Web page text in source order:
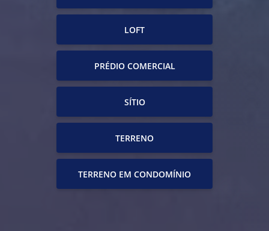
LOFT
PRÉDIO COMERCIAL
SÍTIO
TERRENO
TERRENO EM CONDOMÍNIO